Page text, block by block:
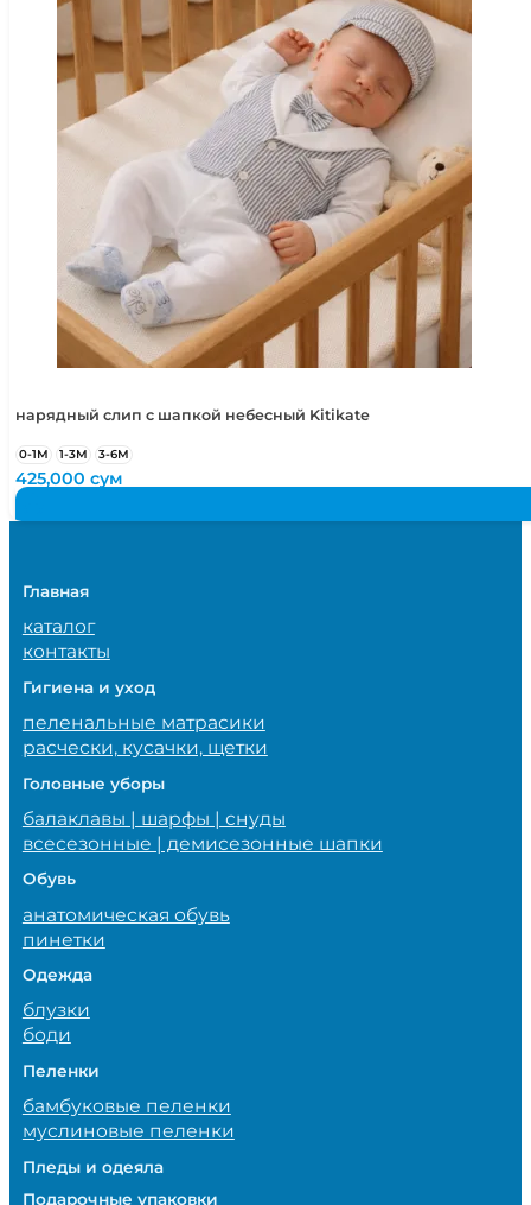
нарядный слип с шапкой небесный Kitikate
0-1М 1-3М 3-6М
425,000сум
Главная
каталог
контакты
Гигиена и уход
пеленальные матрасики
расчески, кусачки, щетки
Головные уборы
балаклавы | шарфы | снуды
всесезонные | демисезонные шапки
Обувь
анатомическая обувь
пинетки
Одежда
блузки
боди
Пеленки
бамбуковые пеленки
муслиновые пеленки
Пледы и одеяла
Подарочные упаковки